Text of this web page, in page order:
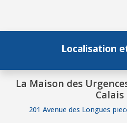
Localisation
La Maison des
Calais
201 Avenue des Longues